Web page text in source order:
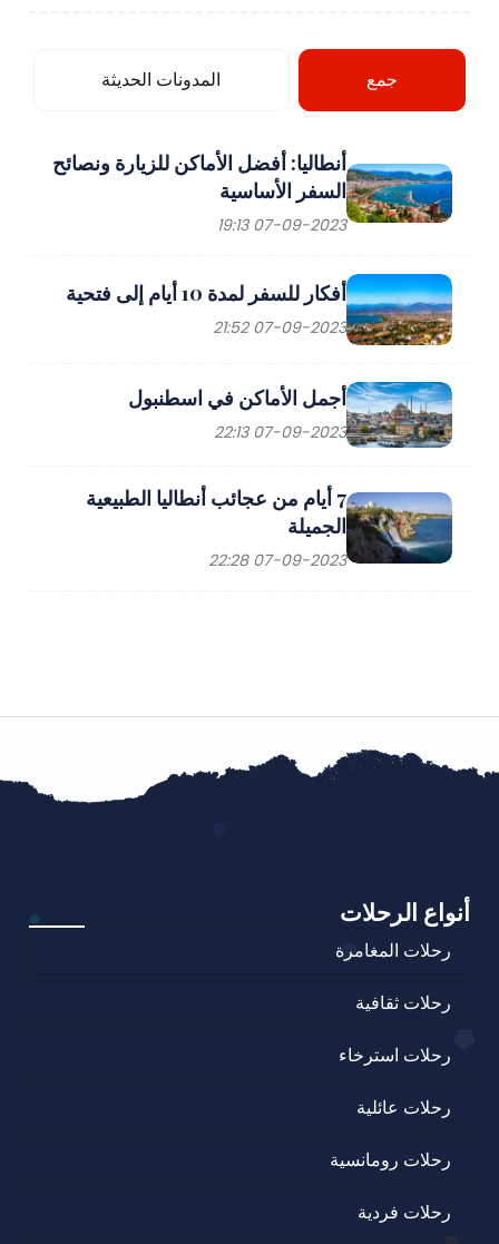
جمع المدونات الحديثة
أنطاليا: أفضل الأماكن للزيارة ونصائح
السفر الأساسية
07-09-2023 19:13
أفكار للسفر لمدة 10 أيام إلى فتحية
07-09-2023 21:52
أجمل الأماكن في اسطنبول
07-09-2023 22:13
7 أيام من عجائب أنطاليا الطبيعية
الجميلة
07-09-2023 22:28
أنواع الرحلات
رحلات المغامرة
رحلات ثقافية
رحلات استرخاء
رحلات عائلية
رحلات رومانسية
رحلات فردية